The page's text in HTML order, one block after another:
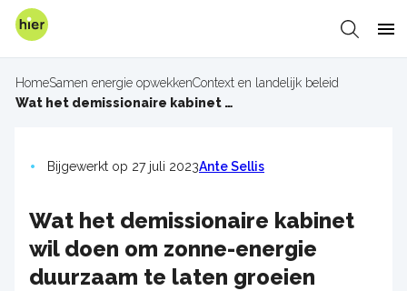
Overslaan
Zoeken
Kruimelpad
HomeSamen energie opwekkenContext en landelijk beleid
Wat het demissionaire kabinet wil doen om zonne-energie duurzaam te laten groeien
Bijgewerkt op 27 juli 2023Ante Sellis
Wat het demissionaire kabinet
wil doen om zonne-energie
duurzaam te laten groeien